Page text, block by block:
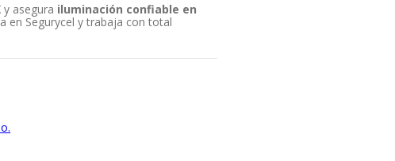
y asegura iluminación confiable en
en Segurycel y trabaja con total